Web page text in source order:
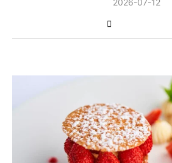
2026-07-12